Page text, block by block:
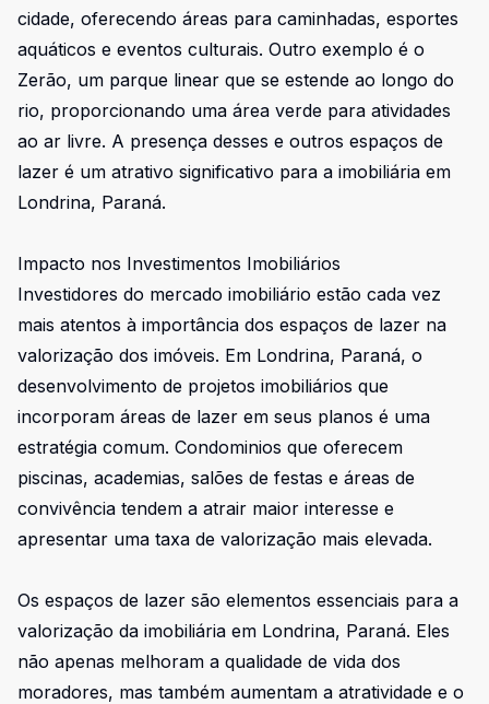
cidade, oferecendo áreas para caminhadas, esportes
aquáticos e eventos culturais. Outro exemplo é o
Zerão, um parque linear que se estende ao longo do
rio, proporcionando uma área verde para atividades
ao ar livre. A presença desses e outros espaços de
lazer é um atrativo significativo para a imobiliária em
Londrina, Paraná.
Impacto nos Investimentos Imobiliários
Investidores do mercado imobiliário estão cada vez
mais atentos à importância dos espaços de lazer na
valorização dos imóveis. Em Londrina, Paraná, o
desenvolvimento de projetos imobiliários que
incorporam áreas de lazer em seus planos é uma
estratégia comum. Condominios que oferecem
piscinas, academias, salões de festas e áreas de
convivência tendem a atrair maior interesse e
apresentar uma taxa de valorização mais elevada.
Os espaços de lazer são elementos essenciais para a
valorização da imobiliária em Londrina, Paraná. Eles
não apenas melhoram a qualidade de vida dos
moradores, mas também aumentam a atratividade e o